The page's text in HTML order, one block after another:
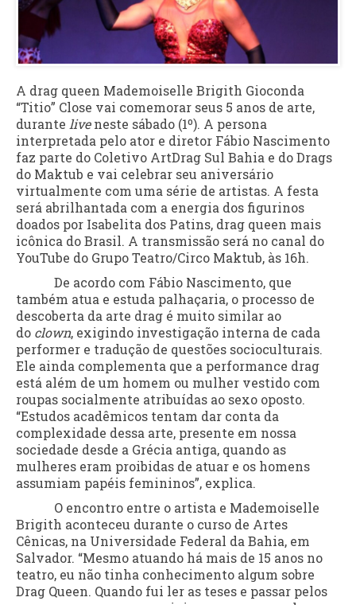
A drag queen Mademoiselle Brigith Gioconda
“Titio” Close vai comemorar seus 5 anos de arte,
durante liveneste sábado (1º). A persona
interpretada pelo ator e diretor Fábio Nascimento
faz parte do Coletivo ArtDrag Sul Bahia e do Drags
do Maktub e vai celebrar seu aniversário
virtualmente com uma série de artistas. A festa
será abrilhantada com a energia dos figurinos
doados por Isabelita dos Patins, drag queen mais
icônica do Brasil. A transmissão será no canal do
YouTube do Grupo Teatro/Circo Maktub, às 16h.
De acordo com Fábio Nascimento, que
também atua e estuda palhaçaria, o processo de
descoberta da arte drag é muito similar ao
do clown, exigindo investigação interna de cada
performer e tradução de questões socioculturais.
Ele ainda complementa que a performance drag
está além de um homem ou mulher vestido com
roupas socialmente atribuídas ao sexo oposto.
“Estudos acadêmicos tentam dar conta da
complexidade dessa arte, presente em nossa
sociedade desde a Grécia antiga, quando as
mulheres eram proibidas de atuar e os homens
assumiam papéis femininos”, explica.
O encontro entre o artista e Mademoiselle
Brigith aconteceu durante o curso de Artes
Cênicas, na Universidade Federal da Bahia, em
Salvador. “Mesmo atuando há mais de 15 anos no
teatro, eu não tinha conhecimento algum sobre
Drag Queen. Quando fui ler as teses e passar pelos